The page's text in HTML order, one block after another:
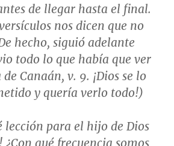
de llegar hasta el final.
nos dicen que no
hecho, siguió adelante
todo lo que había que ver
Canaán,v. 9. ¡Dios se lo
y quería verlo todo!)
lección para el hijo de Dios
¿Con qué frecuencia somos